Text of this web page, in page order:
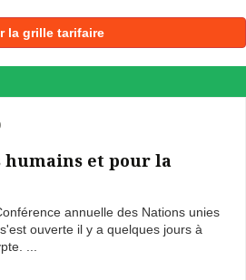
la grille tarifaire
humains et pour la
annuelle des Nations unies
ouverte il y a quelques jours à
...